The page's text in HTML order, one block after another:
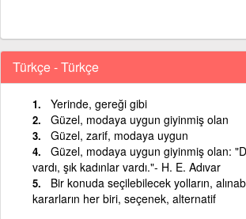
Türkçe - Türkçe
Yerinde, gereği gibi
Güzel, modaya uygun giyinmiş olan
Güzel, zarif, modaya uygun
Güzel, modaya uygun giyinmiş olan:
vardı, şık kadınlar vardı."- H. E. Adıvar
Bir konuda seçilebilecek yolların,
kararların her biri, seçenek, alternatif